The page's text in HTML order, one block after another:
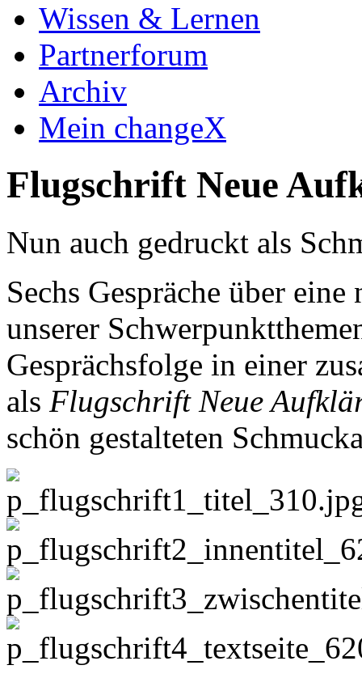
Wissen & Lernen
Partnerforum
Archiv
Mein changeX
Flugschrift Neue
Nun auch gedruckt als
Sechs Gespräche über
unserer
Gesprächsfolge in einer
als Flugschrift Neue
schön gestalteten